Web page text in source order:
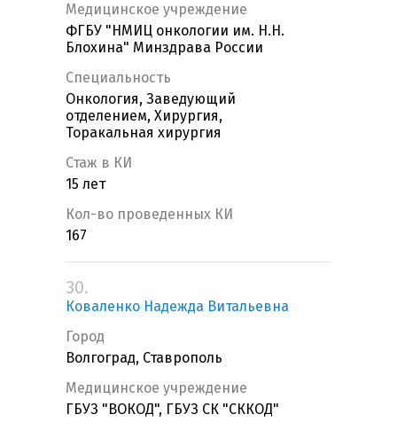
Медицинское учреждение
ФГБУ "НМИЦ онкологии им. Н.Н.
Блохина" Минздрава России
Специальность
Онкология, Заведующий
отделением, Хирургия,
Торакальная хирургия
Стаж в КИ
15 лет
Кол-во проведенных КИ
167
30.
Коваленко Надежда Витальевна
Город
Волгоград, Ставрополь
Медицинское учреждение
ГБУЗ "ВОКОД", ГБУЗ СК "СККОД"